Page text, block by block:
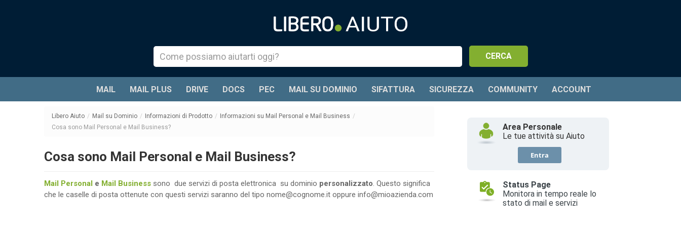
MAIL MAIL PLUS DRIVE DOCS PEC MAIL SU DOMINIO SIFATTURA SICUREZZA COMMUNITY ACCOUNT
Libero Aiuto / Mail su Dominio / Informazioni di Prodotto / Informazioni su Mail Personal e Mail Business /
Cosa sono Mail Personal e Mail Business?
Cosa sono Mail Personal e Mail Business?
Mail Personal e Mail Business sono due servizi di posta elettronica su dominio personalizzato. Questo significa
che le caselle di posta ottenute con questi servizi saranno del tipo nome@cognome.it oppure info@mioazienda.com